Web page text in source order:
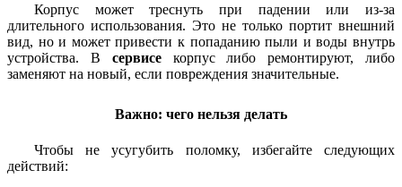
Корпус может треснуть при падении или из-за
длительного использования. Это не только портит внешний
вид, но и может привести к попаданию пыли и воды внутрь
устройства. В сервисекорпус либо ремонтируют, либо
заменяют на новый, если повреждения значительные.
Важно: чего нельзя делать
Чтобы не усугубить поломку, избегайте следующих
действий: